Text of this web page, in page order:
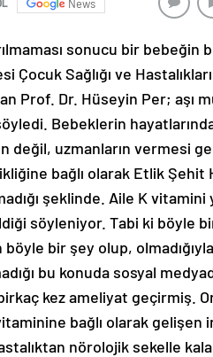
News
sonucu bir
Sağlığı ve
Prof. Dr. Hüseyin Per; aşı
Bebeklerin
değil, uzmanların vermesi
bağlı olarak Etlik Şehit
şeklinde. Aile K vitamini
söyleniyor. Tabi ki böyle
bir şey olup,
bu konuda sosyal
kez ameliyat geçirmiş.
bağlı olarak gelişen
nörolojik sekelle